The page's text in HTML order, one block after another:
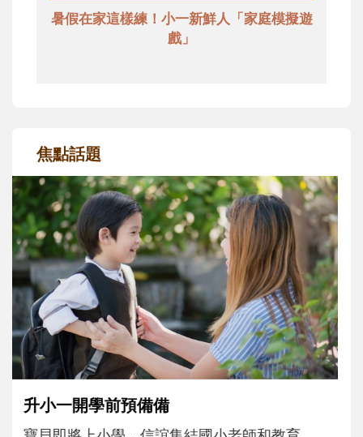
暑假在家這樣練！小一新鮮人「家庭模擬遊
戲」
焦點話題
和孩子一起長大的那個男人│讀懂父親的
不同模樣